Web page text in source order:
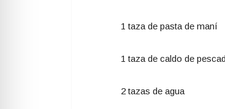
1 taza de pasta de maní
1 taza de caldo de
2 tazas de agua